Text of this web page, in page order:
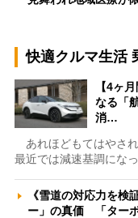
快適クルマ生活
【4ヶ
なる「
消…
あれほどもてはやされ
最近では減速基調にな
《雪道の対応力を検
ー」の真価 「ター